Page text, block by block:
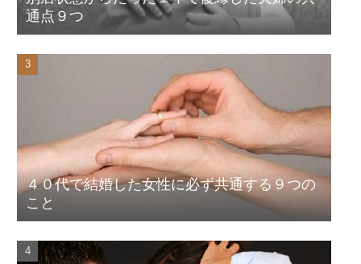
通点９つ
４０代で結婚した女性に必ず共通する９つの
こと